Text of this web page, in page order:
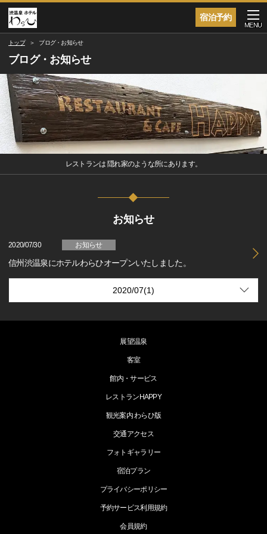
宿泊予約
MENU
トップ ブログ・お知らせ
ブログ・お知らせ
レストランは 隠れ家のような所にあります。
お知らせ
2020/07/30 お知らせ
信州渋温泉にホテルわらひオープンいたしました。
展望温泉
客室
館内・サービス
レストランHAPPY
観光案内 わらひ版
交通アクセス
フォトギャラリー
宿泊プラン
プライバシーポリシー
予約サービス利用規約
会員規約